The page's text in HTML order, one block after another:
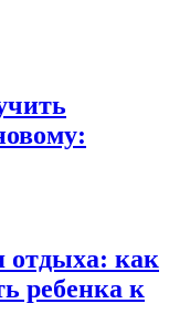
отдыха: как
ребенка к